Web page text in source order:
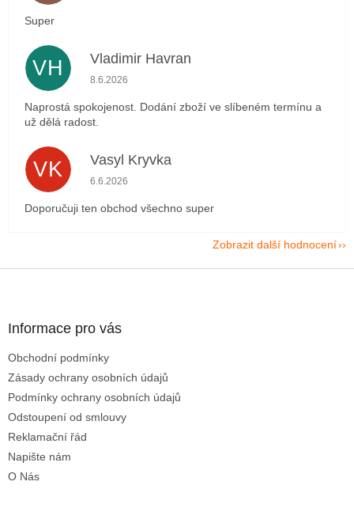
Super
VH Vladimir Havran
Hodnocení obchodu je 5 z 5 hvězdiček.
8.6.2026
Naprostá spokojenost. Dodání zboží ve slíbeném termínu a
už dělá radost.
VK Vasyl Kryvka
Hodnocení obchodu je 5 z 5 hvězdiček.
6.6.2026
Doporučuji ten obchod všechno super
Zobrazit další hodnocení
Informace pro vás
Obchodní podmínky
Zásady ochrany osobních údajů
Podmínky ochrany osobních údajů
Odstoupení od smlouvy
Reklamační řád
Napište nám
O Nás